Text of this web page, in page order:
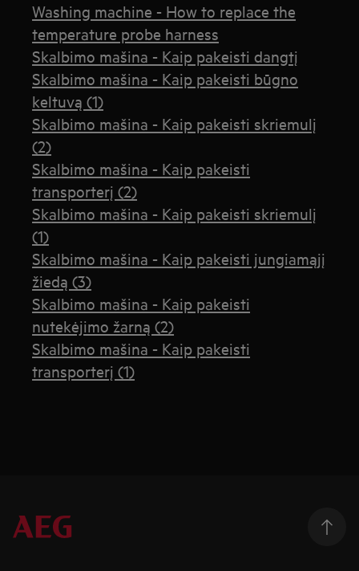
Washing machine - How to replace the
temperature probe harness
Skalbimo mašina - Kaip pakeisti dangtį
Skalbimo mašina - Kaip pakeisti būgno
keltuvą (1)
Skalbimo mašina - Kaip pakeisti skriemulį
(2)
Skalbimo mašina - Kaip pakeisti
transporterį (2)
Skalbimo mašina - Kaip pakeisti skriemulį
(1)
Skalbimo mašina - Kaip pakeisti jungiamąjį
žiedą (3)
Skalbimo mašina - Kaip pakeisti
nutekėjimo žarną (2)
Skalbimo mašina - Kaip pakeisti
transporterį (1)